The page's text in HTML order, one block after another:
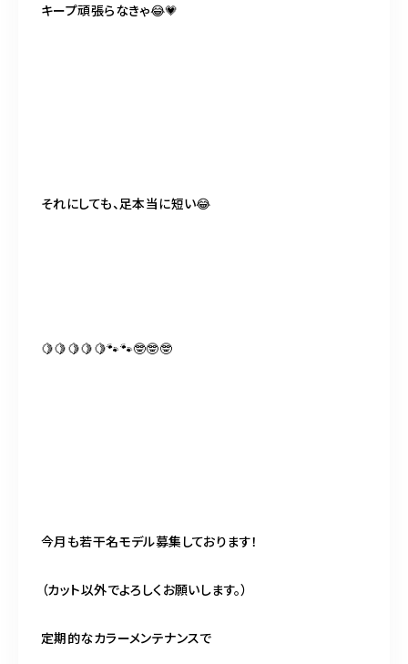
キープ頑張らなきゃ😂💗
それにしても、足本当に短い😂
🍋🍋🍋🍋🍋🐾🐾🤓🤓🤓
今月も若干名モデル募集しております！
（カット以外でよろしくお願いします。）
定期的なカラーメンテナンスで